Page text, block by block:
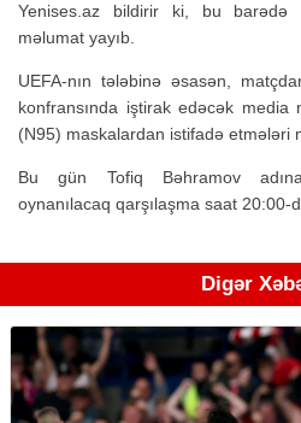
Yenises.az bildirir ki, bu barədə
məlumat yayıb.
UEFA-nın tələbinə əsasən,
konfransında iştirak edəcək media
(N95) maskalardan istifadə etmələri
Bu gün Tofiq Bəhramov
oynanılacaq qarşılaşma saat 20:00-
Digər